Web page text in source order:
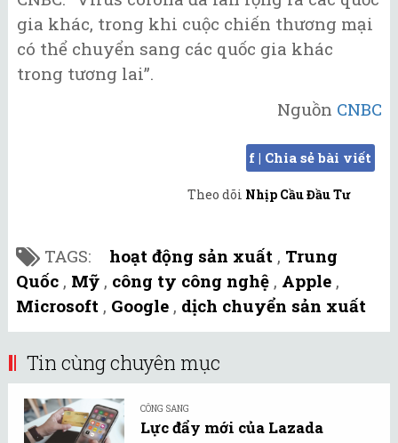
gia khác, trong khi cuộc chiến thương mại
có thể chuyển sang các quốc gia khác
trong tương lai”.
Nguồn CNBC
f | Chia sẻ bài viết
Theo dõi Nhịp Cầu Đầu Tư
TAGS: hoạt động sản xuất , Trung
Quốc , Mỹ , công ty công nghệ , Apple ,
Microsoft , Google , dịch chuyển sản xuất
Tin cùng chuyên mục
CÔNG SANG
Lực đẩy mới của Lazada